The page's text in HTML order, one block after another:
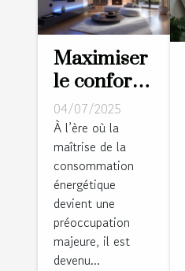
Maximiser
le confort
et
l'économie
d'énergie
chez soi :
techniques
modernes
04/07/2025
À l’ère où la
maîtrise de la
consommation
énergétique
devient une
préoccupation
majeure, il est
devenu...